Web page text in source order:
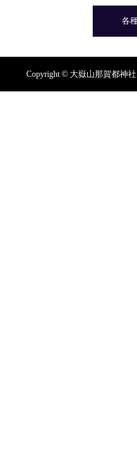
各
Copyright © 大嶽山那賀都神